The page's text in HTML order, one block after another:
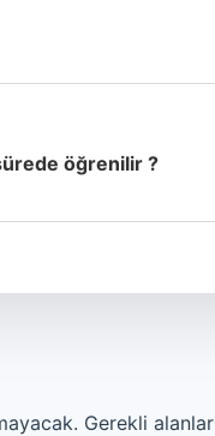
öğrenilir ?
Gerekli alanlar